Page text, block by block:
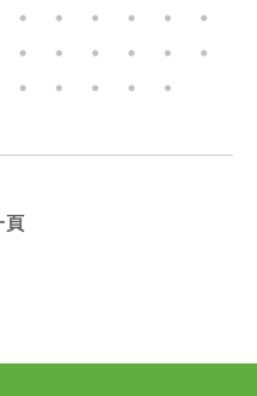
頁